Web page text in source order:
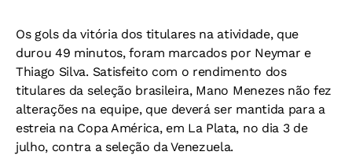
Os gols da vitória dos titulares na atividade, que
durou 49 minutos, foram marcados por Neymar e
Thiago Silva. Satisfeito com o rendimento dos
titulares da seleção brasileira, Mano Menezes não fez
alterações na equipe, que deverá ser mantida para a
estreia na Copa América, em La Plata, no dia 3 de
julho, contra a seleção da Venezuela.